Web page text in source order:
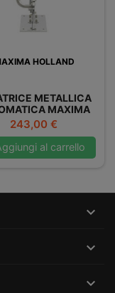
HOLLAND
METALLICA
MAXIMA
Prezzo
243,00 €
al carrello


